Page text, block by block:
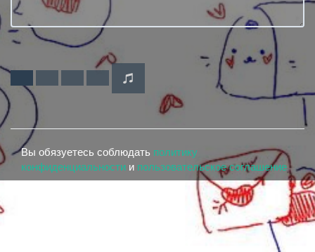
Вы обязуетесь соблюдать политику
конфиденциальности и пользовательское соглашение